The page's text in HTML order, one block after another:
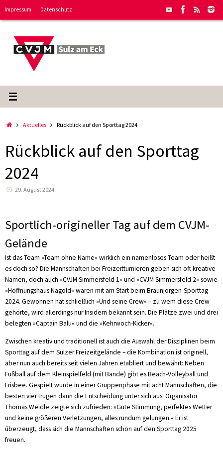
Impressum Datenschutz
StartAktuelles Rückblick auf den Sporttag 2024
Rückblick auf den Sporttag
2024
29. August 2024
Sportlich-origineller Tag auf dem CVJM-
Gelände
Ist das Team »Team ohne Name« wirklich ein namenloses Team oder heißt
es doch so? Die Mannschaften bei Freizeitturnieren geben sich oft kreative
Namen, doch auch »CVJM Simmersfeld 1« und »CVJM Simmersfeld 2« sowie
»Hoffnungshaus Nagold« waren mit am Start beim Braunjörgen-Sporttag
2024. Gewonnen hat schließlich »Und seine Crew« – zu wem diese Crew
gehörte, wird allerdings nur Insidern bekannt sein. Die Plätze zwei und drei
belegten »Captain Balu« und die »Kehrwoch-Kicker«.
Zwischen kreativ und traditionell ist auch die Auswahl der Disziplinen beim
Sporttag auf dem Sulzer Freizeitgelände – die Kombination ist originell,
aber nun auch bereits seit vielen Jahren etabliert und bewährt: Neben
Fußball auf dem Kleinspielfeld (mit Bande) gibt es Beach-Volleyball und
Frisbee. Gespielt wurde in einer Gruppenphase mit acht Mannschaften, die
besten vier trugen dann die Entscheidung unter sich aus. Organisator
Thomas Weidle zeigte sich zufrieden: »Gute Stimmung, perfektes Wetter
und keine größeren Verletzungen, alles rundum gelungen.« Er ist
überzeugt, dass sich die Mannschaften schon auf den Sporttag 2025
freuen.